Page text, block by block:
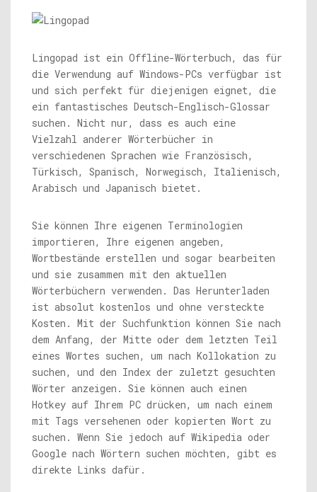
Lingopad ist ein Offline-Wörterbuch, das für
die Verwendung auf Windows-PCs verfügbar ist
und sich perfekt für diejenigen eignet, die
ein fantastisches Deutsch-Englisch-Glossar
suchen. Nicht nur, dass es auch eine
Vielzahl anderer Wörterbücher in
verschiedenen Sprachen wie Französisch,
Türkisch, Spanisch, Norwegisch, Italienisch,
Arabisch und Japanisch bietet.
Sie können Ihre eigenen Terminologien
importieren, Ihre eigenen angeben,
Wortbestände erstellen und sogar bearbeiten
und sie zusammen mit den aktuellen
Wörterbüchern verwenden. Das Herunterladen
ist absolut kostenlos und ohne versteckte
Kosten. Mit der Suchfunktion können Sie nach
dem Anfang, der Mitte oder dem letzten Teil
eines Wortes suchen, um nach Kollokation zu
suchen, und den Index der zuletzt gesuchten
Wörter anzeigen. Sie können auch einen
Hotkey auf Ihrem PC drücken, um nach einem
mit Tags versehenen oder kopierten Wort zu
suchen. Wenn Sie jedoch auf Wikipedia oder
Google nach Wörtern suchen möchten, gibt es
direkte Links dafür.